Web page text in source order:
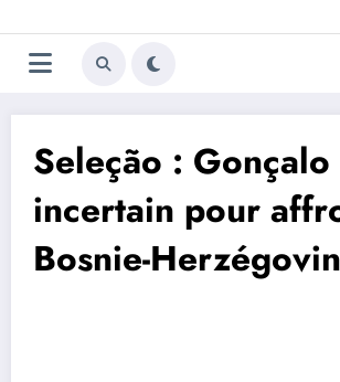
au
contenu
Trivela
Seleção : Gonçalo
incertain pour
Bosnie-